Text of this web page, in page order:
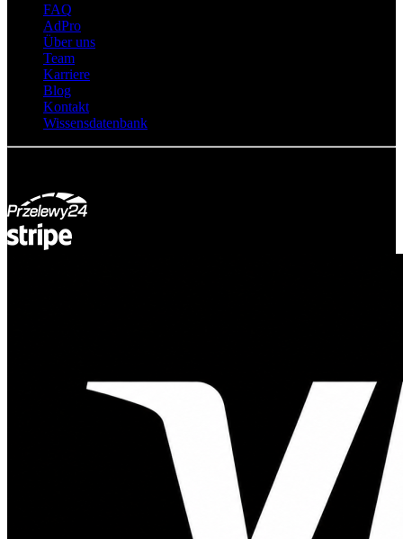
FAQ
AdPro
Über uns
Team
Karriere
Blog
Kontakt
Wissensdatenbank